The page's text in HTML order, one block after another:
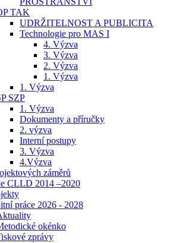
TAK
UDRŽITELNOST A PUBLICITA
Technologie pro MAS I
4. Výzva
3. Výzva
2. Výzva
1. Výzva
1. Výzva
SZP
1. Výzva
Dokumenty a příručky
2. výzva
Interní postupy
3. Výzva
4.Výzva
záměrů
CLLD 2014 –2020
práce 2026 - 2028
okénko
zprávy